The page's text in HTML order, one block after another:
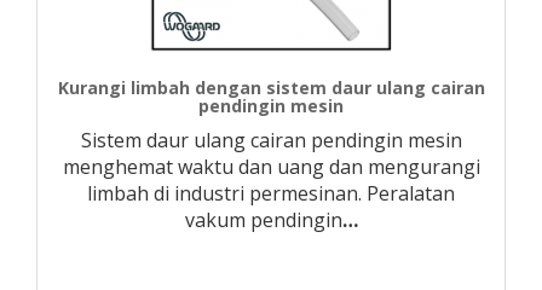
Kurangi limbah dengan sistem daur ulang cairan
pendingin mesin
Sistem daur ulang cairan pendingin mesin
menghemat waktu dan uang dan mengurangi
limbah di industri permesinan. Peralatan
vakum pendingin…